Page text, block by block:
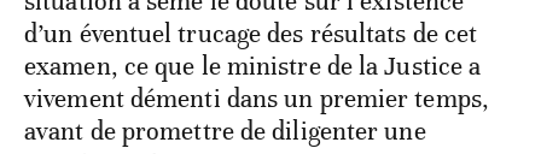
d’un éventuel trucage des résultats de cet
examen, ce que le ministre de la Justice a
vivement démenti dans un premier temps,
avant de promettre de diligenter une